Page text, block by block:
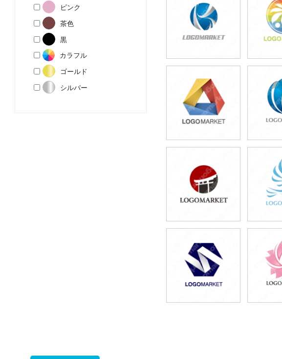
ピンク
茶色
黒
カラフル
ゴールド
シルバー
49,800円
(税込54,780円) (税込
49,800円
(税込54,780円) (税込
49,800円
(税込54,780円) (税込
49,800円
(税込54,780円) (税込